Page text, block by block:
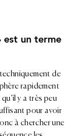
est un terme
de
rapidement
y a très peu
pour avoir
à chercher une